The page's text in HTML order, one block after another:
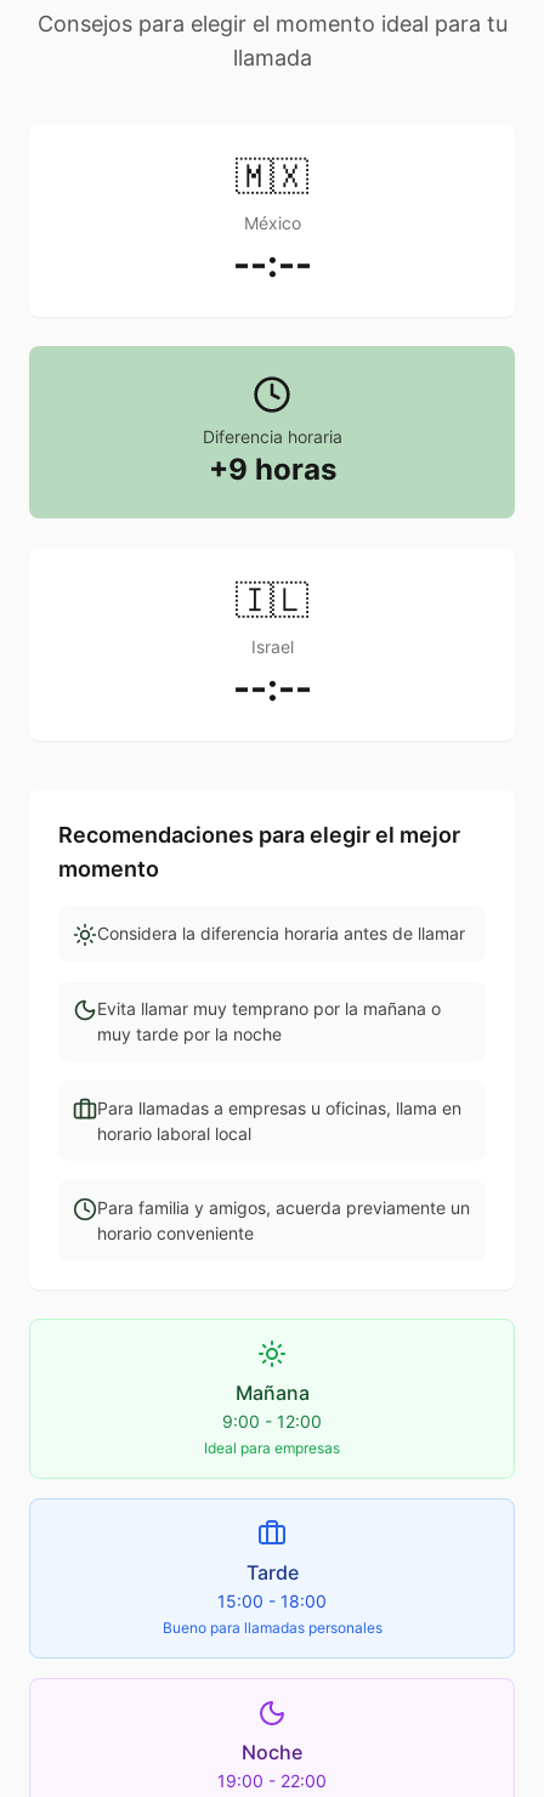
Consejos para elegir el momento ideal para tu
llamada
🇲🇽
México
--:--
Diferencia horaria
+9 horas
🇮🇱
Israel
--:--
Recomendaciones para elegir el mejor
momento
Considera la diferencia horaria antes de llamar
Evita llamar muy temprano por la mañana o
muy tarde por la noche
Para llamadas a empresas u oficinas, llama en
horario laboral local
Para familia y amigos, acuerda previamente un
horario conveniente
Mañana
9:00 - 12:00
Ideal para empresas
Tarde
15:00 - 18:00
Bueno para llamadas personales
Noche
19:00 - 22:00